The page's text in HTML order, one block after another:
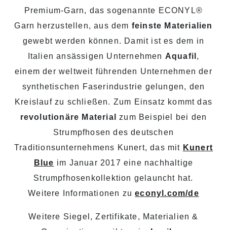
Premium-Garn, das sogenannte ECONYL®
Garn herzustellen, aus dem feinste Materialien
gewebt werden können. Damit ist es dem in
Italien ansässigen Unternehmen Aquafil ,
einem der weltweit führenden Unternehmen der
synthetischen Faserindustrie gelungen, den
Kreislauf zu schließen. Zum Einsatz kommt das
revolutionäre Material
zum Beispiel bei den
Strumpfhosen des deutschen
Traditionsunternehmens Kunert, das mit Kunert
Blue im Januar 2017 eine nachhaltige
Strumpfhosenkollektion gelauncht hat.
Weitere Informationen zueconyl.com/de
Weitere Siegel, Zertifikate, Materialien &